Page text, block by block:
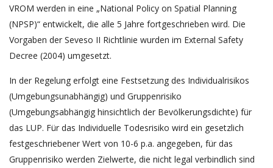
VROM werden in eine „National Policy on Spatial Planning
(NPSP)“ entwickelt, die alle 5 Jahre fortgeschrieben wird. Die
Vorgaben der Seveso II Richtlinie wurden im External Safety
Decree (2004) umgesetzt.
In der Regelung erfolgt eine Festsetzung des Individualrisikos
(Umgebungsunabhängig) und Gruppenrisiko
(Umgebungsabhängig hinsichtlich der Bevölkerungsdichte) für
das LUP. Für das Individuelle Todesrisiko wird ein gesetzlich
festgeschriebener Wert von 10-6 p.a. angegeben, für das
Gruppenrisiko werden Zielwerte, die nicht legal verbindlich sind